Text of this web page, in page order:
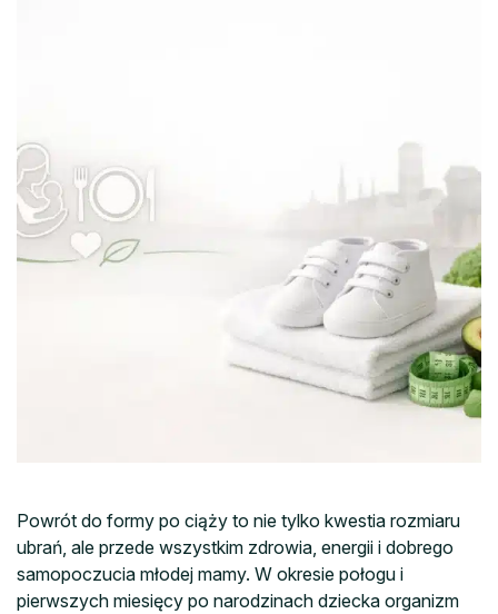
Powrót do formy po ciąży to nie tylko kwestia rozmiaru
ubrań, ale przede wszystkim zdrowia, energii i dobrego
samopoczucia młodej mamy. W okresie połogu i
pierwszych miesięcy po narodzinach dziecka organizm